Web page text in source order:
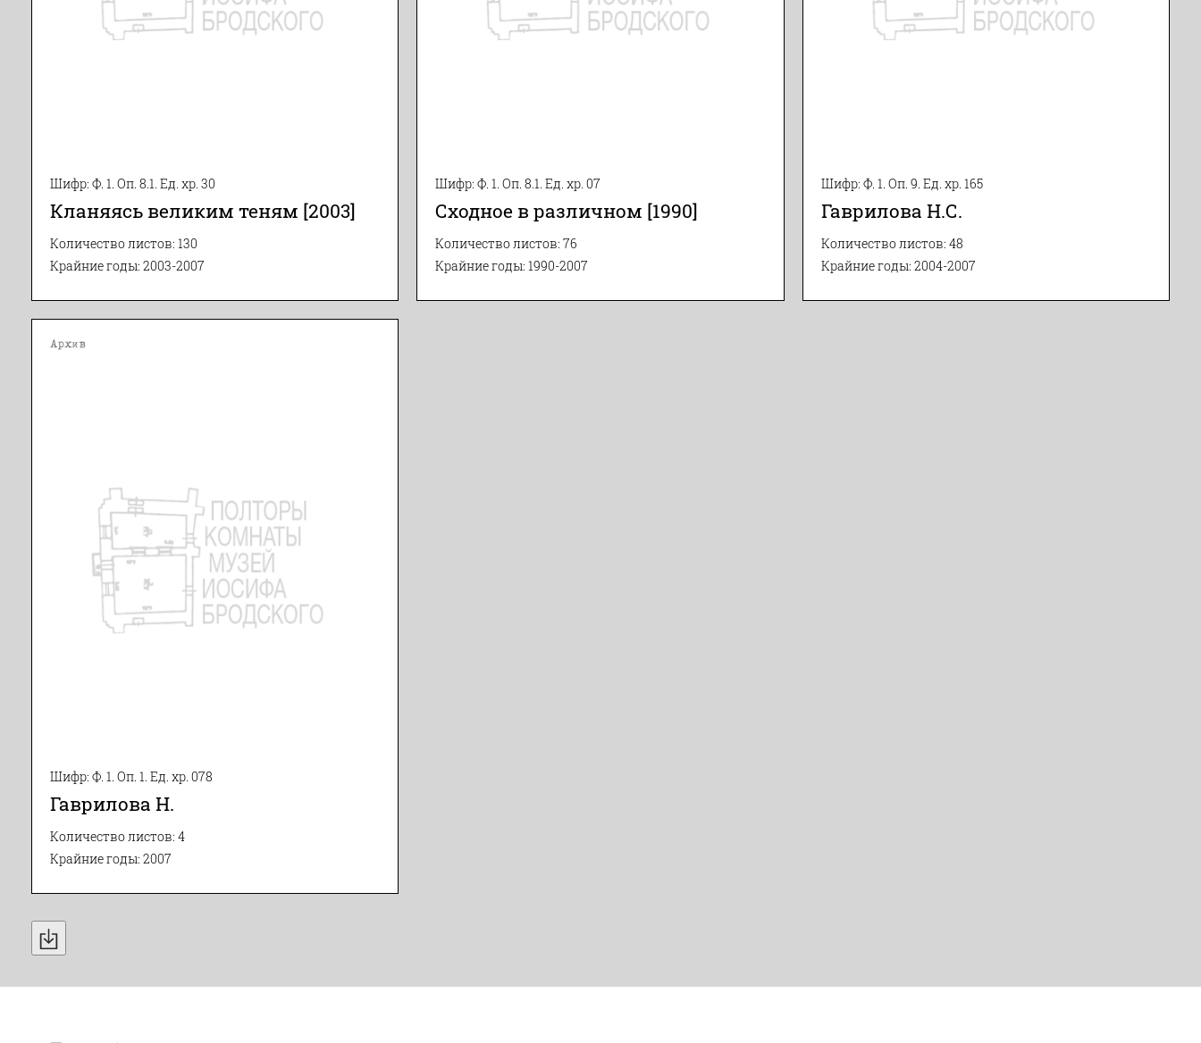
Шифр: Ф. 1. Оп. 8.1. Ед. хр. 30
Кланяясь великим теням [2003]
Количество листов: 130
Крайние годы: 2003-2007
Шифр: Ф. 1. Оп. 8.1. Ед. хр. 07
Сходное в различном [1990]
Количество листов: 76
Крайние годы: 1990-2007
Шифр: Ф. 1. Оп. 9. Ед. хр. 165
Гаврилова Н.С.
Количество листов: 48
Крайние годы: 2004-2007
Архив
Шифр: Ф. 1. Оп. 1. Ед. хр. 078
Гаврилова Н.
Количество листов: 4
Крайние годы: 2007